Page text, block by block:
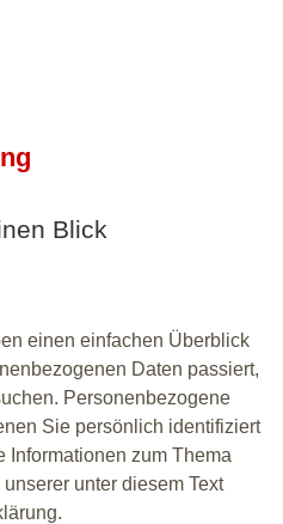
Blick
einen einfachen Überblick
Daten passiert,
Personenbezogene
Sie persönlich identifiziert
Informationen zum Thema
unter diesem Text